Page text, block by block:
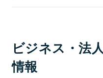
ビジネス・法
情報